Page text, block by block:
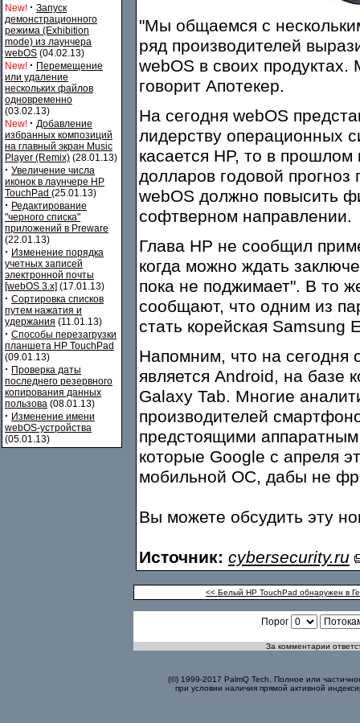
New! · Запуск
демонстрационного
режима (Exhibition
mode) из лаунчера
webOS (04.02.13)
New! · Перемещение
или удаление
нескольких файлов
одновременно
(03.02.13)
New! · Добавление
избранных композиций
на главный экран Music
Player (Remix) (28.01.13)
· Увеличение числа
иконок в лаунчере HP
TouchPad (25.01.13)
· Редактирование
"черного списка"
приложений в Preware
(22.01.13)
· Изменение порядка
учетных записей
электронной почты
[webOS 3.x] (17.01.13)
· Сортировка списков
путем нажатия и
удержания (11.01.13)
· Способы перезагрузки
планшета HP TouchPad
(09.01.13)
· Проверка даты
последнего резервного
копирования данных
пользова (08.01.13)
· Изменение имени
webOS-устройства
(05.01.13)
"Мы общаемся с
ряд производителей
webOS в своих
говорит Апотекер.
На сегодня webOS
лидерству операционных
касается HP, то в
долларов годовой
webOS должно повысить
софтверном направлении.
Глава HP не сообщил
когда можно ждать
пока не поджимает". В то
сообщают, что одним из
стать корейская Samsung
Напомним, что на
является Android, на базе
Galaxy Tab. Многие
производителей
предстоящими
которые Google с апреля
мобильной ОС, дабы не
Вы можете обсудить эту
Источник: cybersecurity.ru
<< Белый HP TouchPad обнаружен в
Порог
За комментарии
(©) 1999-2017 PalmQ Tech. Полное или
при условии наличия прямой активной